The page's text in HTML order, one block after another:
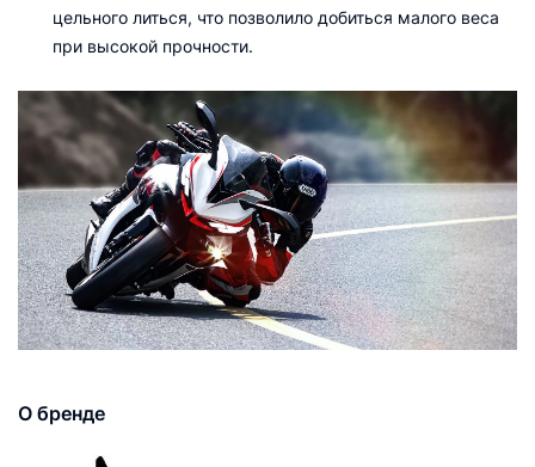
цельного литься, что позволило добиться малого веса
при высокой прочности.
О бренде